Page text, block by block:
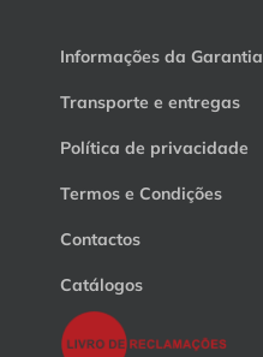
Informações da Garantia
Transporte e entregas
Política de privacidade
Termos e Condições
Contactos
Catálogos